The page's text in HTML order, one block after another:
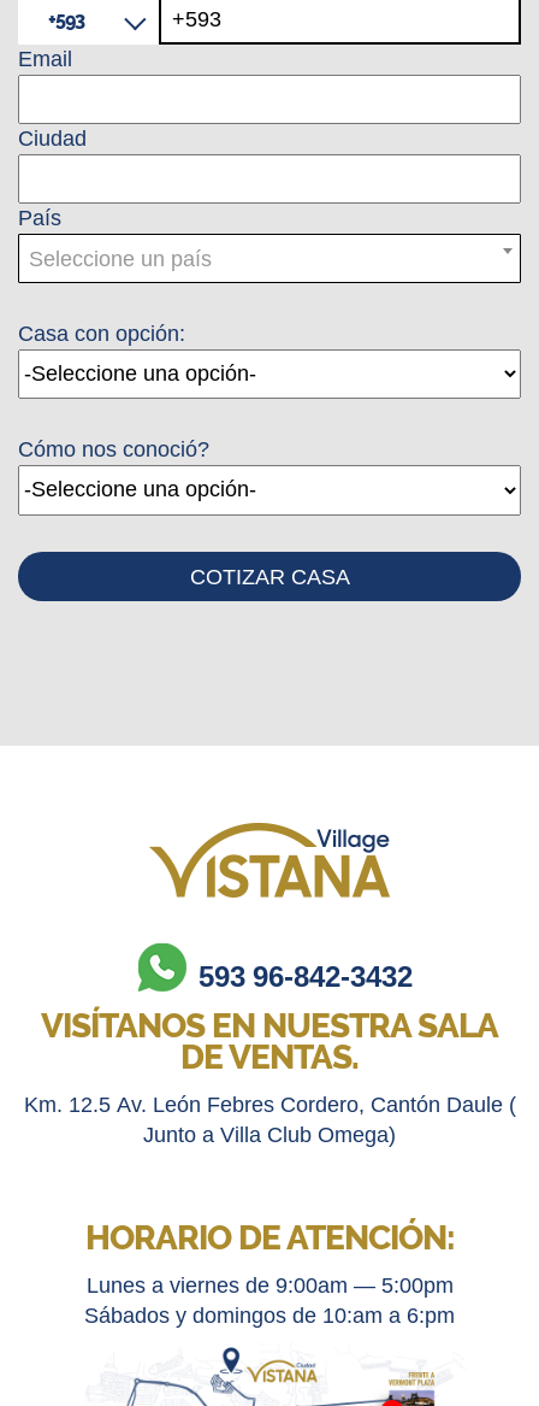
+593
Email
Ciudad
País
Seleccione un país
Casa con opción:
Cómo nos conoció?
593 96-842-3432
VISÍTANOS EN NUESTRA SALA
DE VENTAS.
Km. 12.5 Av. León Febres Cordero, Cantón Daule (
Junto a Villa Club Omega)
HORARIO DE ATENCIÓN:
Lunes a viernes de 9:00am — 5:00pm
Sábados y domingos de 10:am a 6:pm